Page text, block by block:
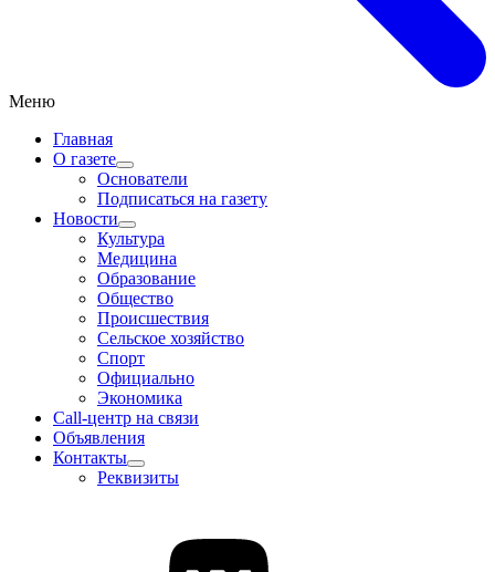
Меню
Главная
О газете
Основатели
Подписаться на газету
Новости
Культура
Медицина
Образование
Общество
Происшествия
Сельское хозяйство
Спорт
Официально
Экономика
Call-центр на связи
Объявления
Контакты
Реквизиты